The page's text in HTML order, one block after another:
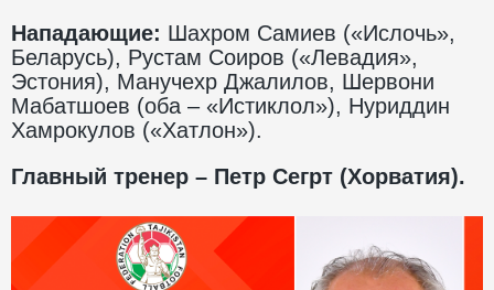
Нападающие: Шахром Самиев («Ислочь»,
Беларусь), Рустам Соиров («Левадия»,
Эстония), Манучехр Джалилов, Шервони
Мабатшоев (оба – «Истиклол»), Нуриддин
Хамрокулов («Хатлон»).
Главный тренер – Петр Сегрт (Хорватия).